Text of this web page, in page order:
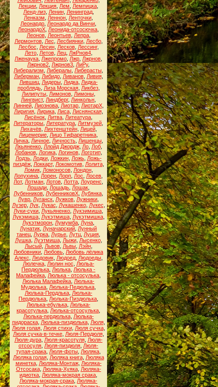
Лекции Лекция Лем Лемпицка
Ленд-лиз, Ленин, Ленинград,
Ленказм
Леннон Ленточки
Леонардо Леонардо да Винчи
ЛеонардоХ Леонида-отсосючка
Леонов, Леонтьев, Лепра,
Лермонтов, Лес Лесбиянки, Лесбо,
Лесбос
Лесин, Лесков, Лессинг,
Лето, Летов, Лец, ЛжРнов4,
Лженаука Лжепромо Лжр Лжрнов
Лжрнов2 Лжрнов3 ЛиРу,
Либерализм
Либералы Либерасты
Либерман, Либидо, Ливанов, Ливия,
Лившиц, Лидеры, Лидка, Лидка-
проблядь, Лиза Морская, Ликбез,
Лилипуты, Лимонов, Лимоны,
Лингвист, Линдберг, Линкольн
Линней, Лиознова, Лиотар, ЛиотарХ,
Лиригия, Лирика, Лиса, Лиснянская,
Лисёнок Литва Литеатура
Литераторы Литература Литмузей
Лихачёв, Лихтенштейн, Лицей,
Лицемерие Лицо Тифаретника
Личка Личное Личность Лишенцы
Лкьяненко, Ллойд Джордж, Ло, Лоб,
Лобанов, Логика, Логинов, Логотип,
Лодзь, Лодки, Ложкин, Ложь, Ложь-
пиздёж, Локкарт, Локомотив, Лолита,
Ломик, Ломоносов, Лондон,
Лопухина Лорен Лорп Лос Лосев
Лот, Лотман Лотов Лотта Лоуренс
Лошади Лошадь Лошак
Лубенников ЛубенниковХ Лубянка
Лувр Луганск Лужков Лужники
Лузер, Лук, Лукас Лукашенко, Лукес
Луки-суки Лукьяненко Лукэимиша
Лукэмиша, Лукэтмиша, Лукэтмишка,
Лукэтморон Лумумба Луна
Лунатик Луначарский Лунный
танец Лурка Лурье Лутц Луция
Лушка, Луэтмиша, Лыжи, Лысенко,
Лысый, Львов, Львы, Лэйн,
Любовники Любовь Любовь лёлика
Алекс
Людовик, Людоед, Людоеды,
Люлечка, Люлин нос
Люльа-
Пердюлька Люлька Люлька -
Малафейка Люлька - отсосулька
Люлька Малафейка Люлька-
Мудюлька Люлька-Педюлька
Люлька-Пердлька, Люлька-
Пердюлька Люлька-Пиздюлька
Люлька-ебулька, Люлька-
красотулька Люлька-отсосулька
Люлька-пердюлька, Люлька-
пидораска, Люлька-пиздюлька, Люля,
Люля голая, Люля стихи, Люля сучка,
Люля сучка-в-течке, Люля-Пердюля,
Люля-дура, Люля-красотуля, Люля-
отсосуля Люля-пиздюля Люля-
тупая-срака Люля-фоты Люляка
Люляка голая, Люляка книга, Люляка
минетка, Люляка-Монтаж, Люляка-
Отсосака, Люляка-Хуяка, Люляка-
идиотка Люляка-мокрая срака
Люляка-мокрая-срака Люляка-